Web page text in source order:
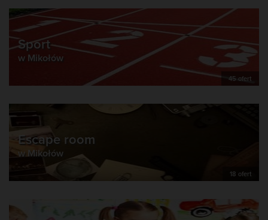
Sport
w Mikołów
45 ofert
Escape room
w Mikołów
18 ofert